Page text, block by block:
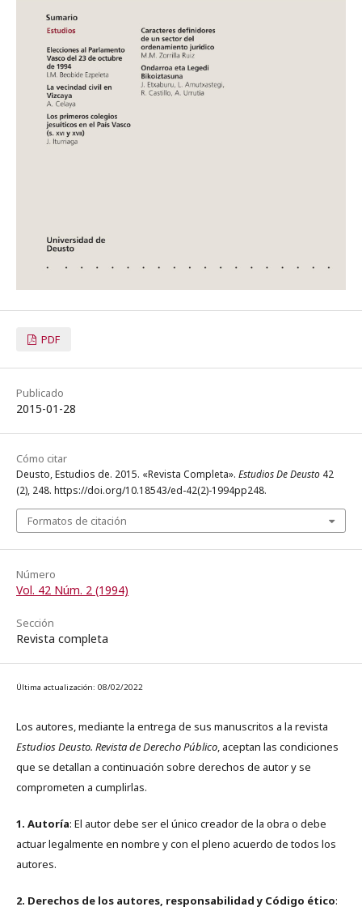
PDF
Publicado
2015-01-28
Cómo citar
Deusto, Estudios de. 2015. «Revista Completa». Estudios De Deusto 42
(2), 248. https://doi.org/10.18543/ed-42(2)-1994pp248.
Formatos de citación
Número
Vol. 42 Núm. 2 (1994)
Sección
Revista completa
Última actualización: 08/02/2022
Los autores, mediante la entrega de sus manuscritos a la revista
Estudios Deusto. Revista de Derecho Público, aceptan las condiciones
que se detallan a continuación sobre derechos de autor y se
comprometen a cumplirlas.
1. Autoría: El autor debe ser el único creador de la obra o debe
actuar legalmente en nombre y con el pleno acuerdo de todos los
autores.
2. Derechos de los autores, responsabilidad y Código ético: